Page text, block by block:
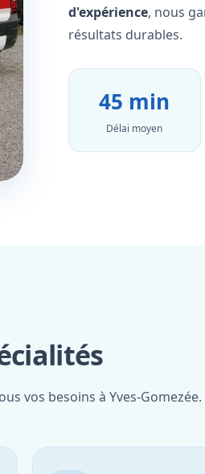
d'expérience, nous
résultats durables.
45 min
Délai moyen
vos besoins à Yves-Gomezée.